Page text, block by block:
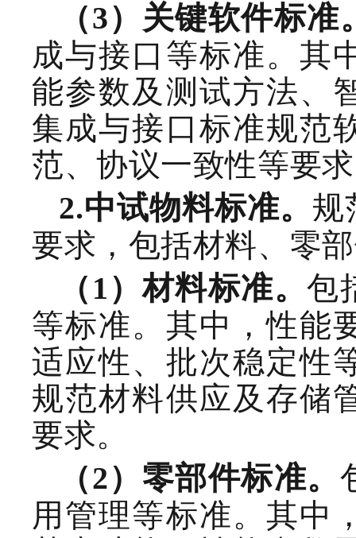
（3）关键软件标准
成与接口等标准。其
能参数及测试方法、
集成与接口标准规范
范、协议一致性等要
2.中试物料标准。 规
要求，包括材料、零
（ 1）材料标准。包
等标准。其中，性能
适应性、批次稳定性
规范材料供应及存储
要求。
（2）零部件标准。
用管理等标准。其中